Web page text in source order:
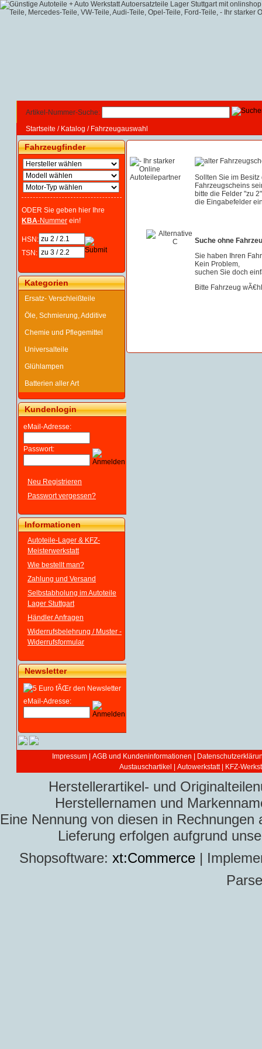
Artikel-Nummer-Suche:
Startseite / Katalog / Fahrzeugauswahl
Fahrzeugfinder
ODER Sie geben hier Ihre
KBA-Nummer ein!
HSN:
TSN:
Kategorien
Ersatz- Verschleißteile
Öle, Schmierung, Additive
Chemie und Pflegemittel
Universalteile
Glühlampen
Batterien aller Art
Kundenlogin
eMail-Adresse:
Passwort:
Neu Registrieren
Passwort vergessen?
Informationen
Autoteile-Lager & KFZ-
Meisterwerkstatt
Wie bestellt man?
Zahlung und Versand
Selbstabholung im Autoteile
Lager Stuttgart
Händler Anfragen
Widerrufsbelehrung / Muster -
Widerrufsformular
Newsletter
eMail-Adresse:
Sollten Sie im Besitz
Fahrzeugscheins
bitte die Felder "zu
die Eingabefelder
Suche ohne
Sie haben Ihren
Kein Problem,
suchen Sie doch
Bitte Fahrzeug
Impressum AGB und Kundeninformationen
Austauschartikel
Autowerkstatt | KFZ-
Herstellerartikel- und
Herstellernamen und
Eine Nennung von diesen in
Lieferung erfolgen aufgrund
Shopsoftware: xt:Commerce |